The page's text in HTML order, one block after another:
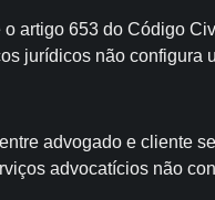
artigo 653 do Código
jurídicos não configura
advogado e cliente
advocatícios não